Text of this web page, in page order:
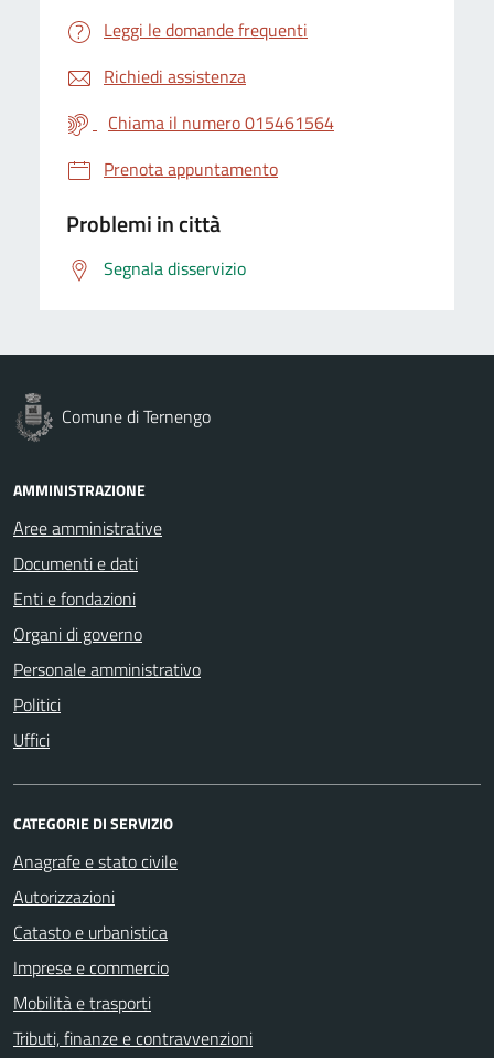
Leggi le domande frequenti
Richiedi assistenza
Chiama il numero 015461564
Prenota appuntamento
Problemi in città
Segnala disservizio
Comune di Ternengo
AMMINISTRAZIONE
Aree amministrative
Documenti e dati
Enti e fondazioni
Organi di governo
Personale amministrativo
Politici
Uffici
CATEGORIE DI SERVIZIO
Anagrafe e stato civile
Autorizzazioni
Catasto e urbanistica
Imprese e commercio
Mobilità e trasporti
Tributi, finanze e contravvenzioni